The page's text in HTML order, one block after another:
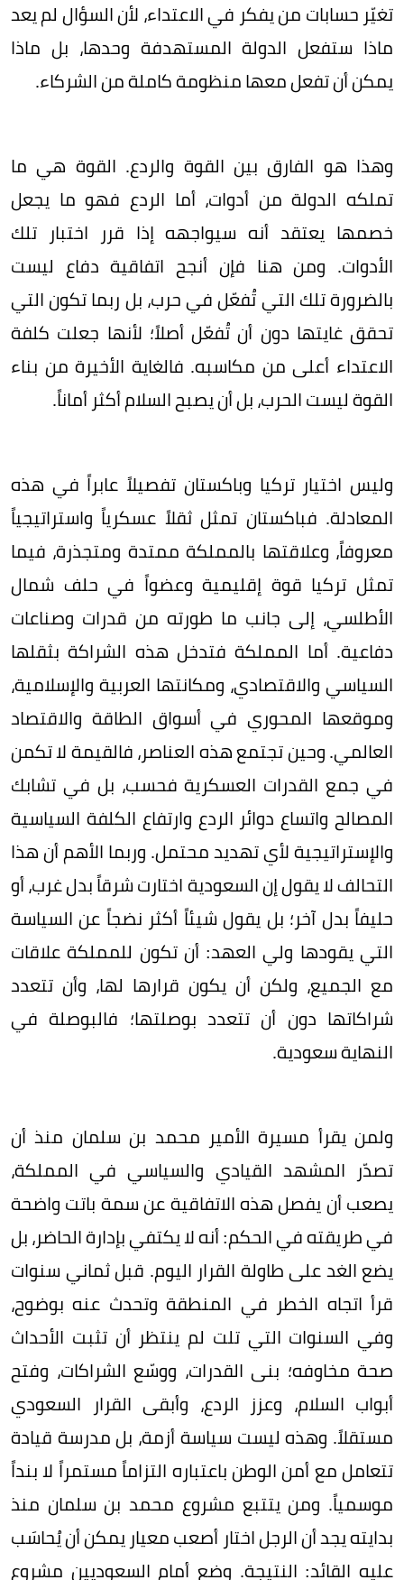
تغيّر حسابات من يفكر في الاعتداء، لأن السؤال لم يعد
ماذا ستفعل الدولة المستهدفة وحدها، بل ماذا
يمكن أن تفعل معها منظومة كاملة من الشركاء.
وهذا هو الفارق بين القوة والردع. القوة هي ما
تملكه الدولة من أدوات، أما الردع فهو ما يجعل
خصمها يعتقد أنه سيواجهه إذا قرر اختبار تلك
الأدوات. ومن هنا فإن أنجح اتفاقية دفاع ليست
بالضرورة تلك التي تُفعّل في حرب، بل ربما تكون التي
تحقق غايتها دون أن تُفعّل أصلاً؛ لأنها جعلت كلفة
الاعتداء أعلى من مكاسبه. فالغاية الأخيرة من بناء
القوة ليست الحرب، بل أن يصبح السلام أكثر أماناً.
وليس اختيار تركيا وباكستان تفصيلاً عابراً في هذه
المعادلة. فباكستان تمثل ثقلاً عسكرياً واستراتيجياً
معروفاً، وعلاقتها بالمملكة ممتدة ومتجذرة، فيما
تمثل تركيا قوة إقليمية وعضواً في حلف شمال
الأطلسي، إلى جانب ما طورته من قدرات وصناعات
دفاعية. أما المملكة فتدخل هذه الشراكة بثقلها
السياسي والاقتصادي، ومكانتها العربية والإسلامية،
وموقعها المحوري في أسواق الطاقة والاقتصاد
العالمي. وحين تجتمع هذه العناصر، فالقيمة لا تكمن
في جمع القدرات العسكرية فحسب، بل في تشابك
المصالح واتساع دوائر الردع وارتفاع الكلفة السياسية
والإستراتيجية لأي تهديد محتمل. وربما الأهم أن هذا
التحالف لا يقول إن السعودية اختارت شرقاً بدل غرب، أو
حليفاً بدل آخر؛ بل يقول شيئاً أكثر نضجاً عن السياسة
التي يقودها ولي العهد: أن تكون للمملكة علاقات
مع الجميع، ولكن أن يكون قرارها لها، وأن تتعدد
شراكاتها دون أن تتعدد بوصلتها؛ فالبوصلة في
النهاية سعودية.
ولمن يقرأ مسيرة الأمير محمد بن سلمان منذ أن
تصدّر المشهد القيادي والسياسي في المملكة،
يصعب أن يفصل هذه الاتفاقية عن سمة باتت واضحة
في طريقته في الحكم: أنه لا يكتفي بإدارة الحاضر، بل
يضع الغد على طاولة القرار اليوم. قبل ثماني سنوات
قرأ اتجاه الخطر في المنطقة وتحدث عنه بوضوح،
وفي السنوات التي تلت لم ينتظر أن تثبت الأحداث
صحة مخاوفه؛ بنى القدرات، ووسّع الشراكات، وفتح
أبواب السلام، وعزز الردع، وأبقى القرار السعودي
مستقلاً. وهذه ليست سياسة أزمة، بل مدرسة قيادة
تتعامل مع أمن الوطن باعتباره التزاماً مستمراً لا بنداً
موسمياً. ومن يتتبع مشروع محمد بن سلمان منذ
بدايته يجد أن الرجل اختار أصعب معيار يمكن أن يُحاسَب
عليه القائد: النتيجة. وضع أمام السعوديين مشروع